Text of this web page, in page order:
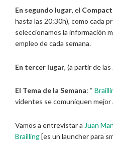
En segundo lugar, el
hasta las 20:30h), como cada
seleccionamos la información
empleo de cada semana.
En tercer lugar, (a partir de
El Tema de la Semana: “
videntes se comuniquen mejor
Vamos a entrevistar a Juan
Brailling[es un launcher para